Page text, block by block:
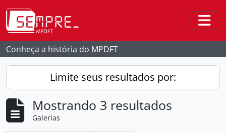
Skip to main content
Conheça a história do MPDFT
Limite seus resultados por:
Mostrando 3 resultados
Galerias